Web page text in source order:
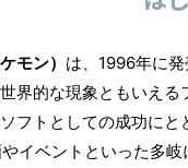
モン） は、1996年に
界的な現象ともいえる
フトとしての成功に
やイベントといった多